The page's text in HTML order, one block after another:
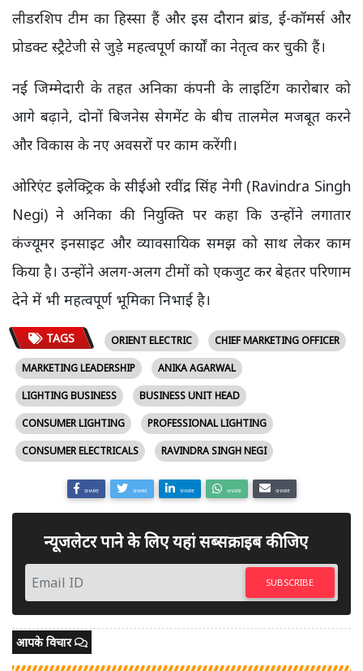
लीडरशिप टीम का हिस्सा हैं और इस दौरान ब्रांड, ई-कॉमर्स और
प्रोडक्ट स्ट्रैटेजी से जुड़े महत्वपूर्ण कार्यों का नेतृत्व कर चुकी हैं।
नई जिम्मेदारी के तहत अनिका कंपनी के लाइटिंग कारोबार को
आगे बढ़ाने, दोनों बिजनेस सेगमेंट के बीच तालमेल मजबूत करने
और विकास के नए अवसरों पर काम करेंगी।
ओरिएंट इलेक्ट्रिक के सीईओ रवींद्र सिंह नेगी (Ravindra Singh
Negi) ने अनिका की नियुक्ति पर कहा कि उन्होंने लगातार
कंज्यूमर इनसाइट और व्यावसायिक समझ को साथ लेकर काम
किया है। उन्होंने अलग-अलग टीमों को एकजुट कर बेहतर परिणाम
देने में भी महत्वपूर्ण भूमिका निभाई है।
TAGS ORIENT ELECTRIC
CHIEF MARKETING OFFICER
MARKETING LEADERSHIP
ANIKA AGARWAL
LIGHTING BUSINESS
BUSINESS UNIT HEAD
CONSUMER LIGHTING
PROFESSIONAL LIGHTING
CONSUMER ELECTRICALS
RAVINDRA SINGH NEGI
SHARE SHARE SHARE SHARE SHARE
न्यूजलेटर पाने के लिए यहां सब्सक्राइब कीजिए
SUBSCRIBE
आपके विचार